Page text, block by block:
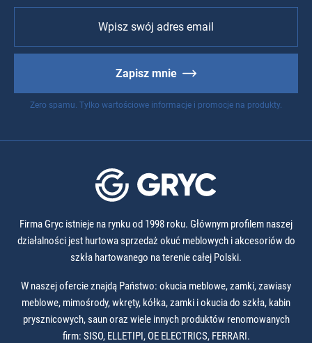
Zapisz mnie
Zero spamu. Tylko wartościowe informacje i promocje na produkty.
Firma Gryc istnieje na rynku od 1998 roku. Głównym profilem naszej
działalności jest hurtowa sprzedaż okuć meblowych i akcesoriów do
szkła hartowanego na terenie całej Polski.
W naszej ofercie znajdą Państwo: okucia meblowe, zamki, zawiasy
meblowe, mimośrody, wkręty, kółka, zamki i okucia do szkła, kabin
prysznicowych, saun oraz wiele innych produktów renomowanych
firm: SISO, ELLETIPI, OE ELECTRICS, FERRARI.